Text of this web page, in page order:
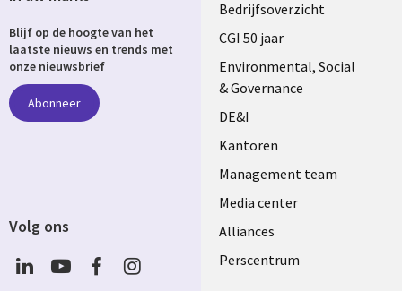
Useful
links
NETHERLANDS
Bedrijfsoverzicht
CGI 50 jaar
Environmental, Social
& Governance
DE&I
Kantoren
Management team
Media center
Alliances
Perscentrum
Blijf op de hoogte van het
laatste nieuws en trends met
onze nieuwsbrief
Abonneer
Volg ons
Social
Media